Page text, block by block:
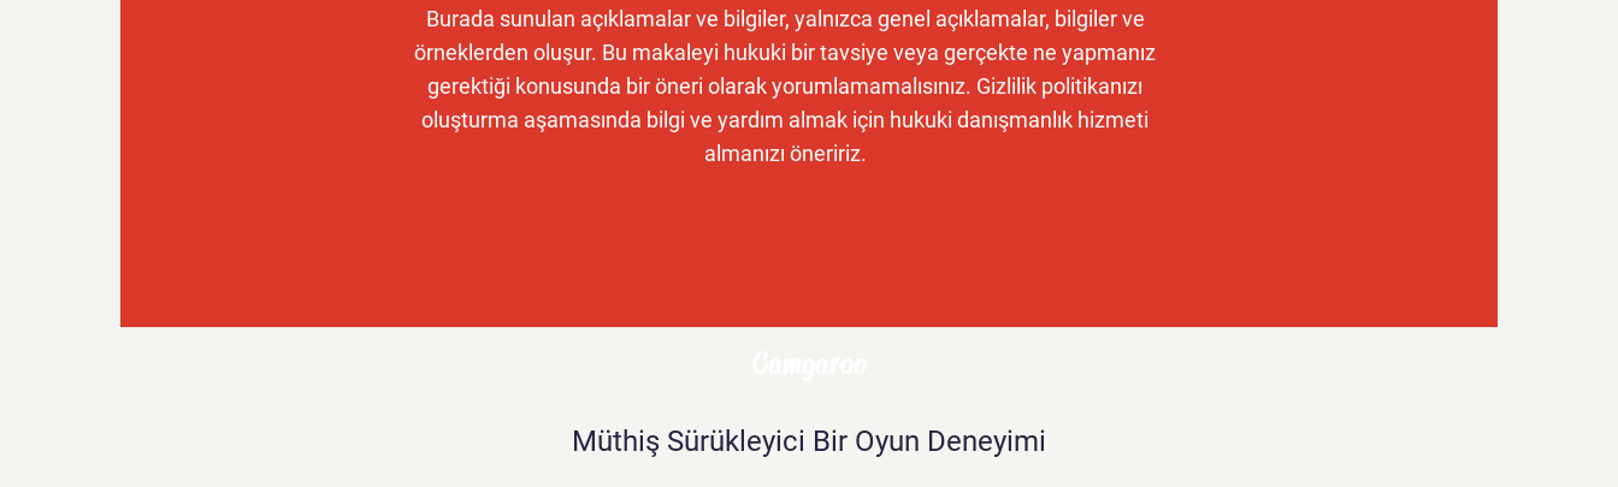
Burada sunulan açıklamalar ve bilgiler, yalnızca genel açıklamalar, bilgiler ve
örneklerden oluşur. Bu makaleyi hukuki bir tavsiye veya gerçekte ne yapmanız
gerektiği konusunda bir öneri olarak yorumlamamalısınız. Gizlilik politikanızı
oluşturma aşamasında bilgi ve yardım almak için hukuki danışmanlık hizmeti
almanızı öneririz.
Müthiş Sürükleyici Bir Oyun Deneyimi